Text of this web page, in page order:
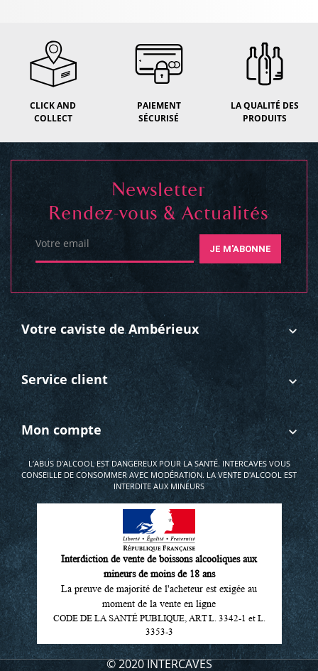
CLICK AND
COLLECT
PAIEMENT
SÉCURISÉ
LA QUALITÉ DES
PRODUITS
Votre caviste de Ambérieux
Service client
Mon compte
Newsletter
Rendez-vous & Actualités
Votre email JE M'ABONNE
L’ABUS D'ALCOOL EST DANGEREUX POUR LA SANTÉ. INTERCAVES VOUS
CONSEILLE DE CONSOMMER AVEC MODÉRATION. LA VENTE D'ALCOOL EST
INTERDITE AUX MINEURS
Interdiction de vente de boissons alcooliques aux
mineurs de moins de 18 ans
La preuve de majorité de l'acheteur est exigée au
moment de la vente en ligne
CODE DE LA SANTÉ PUBLIQUE, ART L. 3342-1 et L.
3353-3
© 2020 INTERCAVES